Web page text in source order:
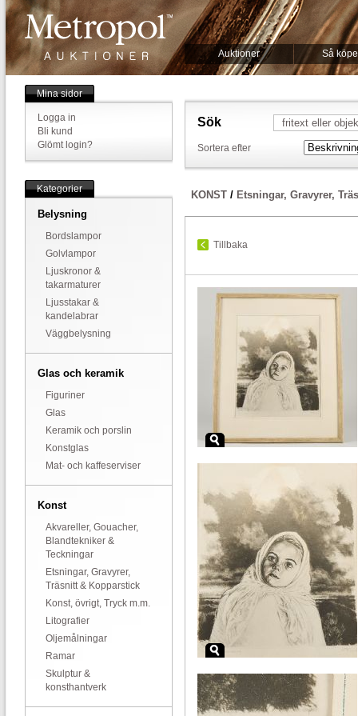
Auktioner Så
Mina sidor
Logga in
Bli kund
Glömt login?
Kategorier
Belysning
Bordslampor
Golvlampor
Ljuskronor &
takarmaturer
Ljusstakar &
kandelabrar
Väggbelysning
Glas och keramik
Figuriner
Glas
Keramik och porslin
Konstglas
Mat- och kaffeserviser
Konst
Akvareller, Gouacher,
Blandtekniker &
Teckningar
Etsningar, Gravyrer,
Träsnitt & Kopparstick
Konst, övrigt, Tryck m.m.
Litografier
Oljemålningar
Ramar
Skulptur &
konsthantverk
Sök
Sortera efter
KONST / Etsningar, Gravyrer,
Tillbaka